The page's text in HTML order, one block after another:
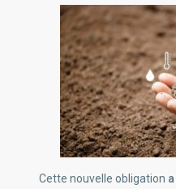
Cette nouvelle obligation a